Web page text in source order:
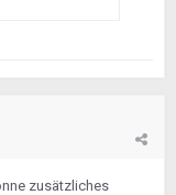
zusätzliches